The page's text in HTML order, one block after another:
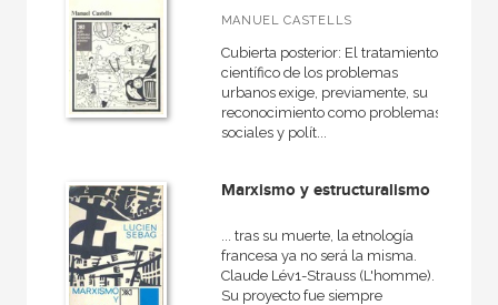
MANUEL CASTELLS
Cubierta posterior: El tratamiento
científico de los problemas
urbanos exige, previamente, su
reconocimiento como problemas
sociales y polít...
Marxismo y estructuralismo
... tras su muerte, la etnología
francesa ya no será la misma.
Claude Lév1-Strauss (L'homme).
Su proyecto fue siempre